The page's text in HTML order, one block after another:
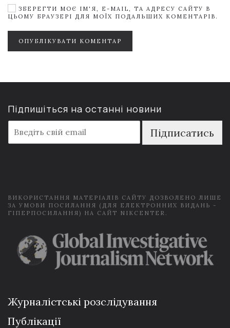
ЗБЕРЕГТИ МОЄ ІМ'Я, E-MAIL, ТА АДРЕСУ САЙТУ В
ЦЬОМУ БРАУЗЕРІ ДЛЯ МОЇХ ПОДАЛЬШИХ КОМЕНТАРІВ.
ОПУБЛІКУВАТИ КОМЕНТАР
Підпишіться на останні новини
m
a
Підписатись
ВИКОРИСТАННЯ МАТЕРІАЛІВ САЙТУ ДОЗВОЛЕНО ЛИШЕ
ЗА УМОВИ ПОСИЛАННЯ (ДЛЯ ЕЛЕКТРОННИХ ВИДАНЬ -
ГІПЕРПОСИЛАННЯ) НА САЙТ NIKCENTER.
Журналістські розслідування
Публікації